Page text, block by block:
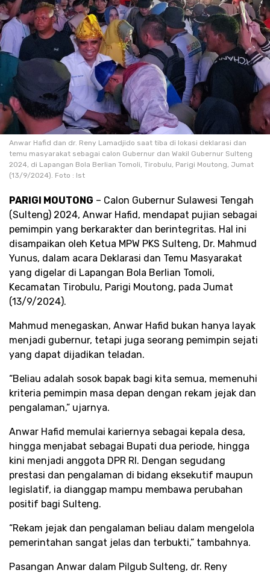
Anwar Hafid dan dr. Reny Lamadjido saat tiba di lokasi deklarasi dan
temu masyarakat sebagai calon Gubernur dan Wakil Gubernur Sulteng
2024, di Lapangan Bola Berlian Tomoli, Tirobulu, Parigi Moutong, Jumat
(13/9/2024). Foto : Ist
PARIGI MOUTONG – Calon Gubernur Sulawesi Tengah
(Sulteng) 2024, Anwar Hafid, mendapat pujian sebagai
pemimpin yang berkarakter dan berintegritas. Hal ini
disampaikan oleh Ketua MPW PKS Sulteng, Dr. Mahmud
Yunus, dalam acara Deklarasi dan Temu Masyarakat
yang digelar di Lapangan Bola Berlian Tomoli,
Kecamatan Tirobulu, Parigi Moutong, pada Jumat
(13/9/2024).
Mahmud menegaskan, Anwar Hafid bukan hanya layak
menjadi gubernur, tetapi juga seorang pemimpin sejati
yang dapat dijadikan teladan.
“Beliau adalah sosok bapak bagi kita semua, memenuhi
kriteria pemimpin masa depan dengan rekam jejak dan
pengalaman,” ujarnya.
Anwar Hafid memulai kariernya sebagai kepala desa,
hingga menjabat sebagai Bupati dua periode, hingga
kini menjadi anggota DPR RI. Dengan segudang
prestasi dan pengalaman di bidang eksekutif maupun
legislatif, ia dianggap mampu membawa perubahan
positif bagi Sulteng.
“Rekam jejak dan pengalaman beliau dalam mengelola
pemerintahan sangat jelas dan terbukti,” tambahnya.
Pasangan Anwar dalam Pilgub Sulteng, dr. Reny